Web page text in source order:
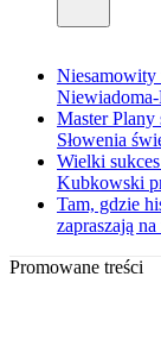
Niesamowity
Master Plany
Słowenia
Wielki
Kubkowski
Tam, gdzie
zapraszają
Promowane treści